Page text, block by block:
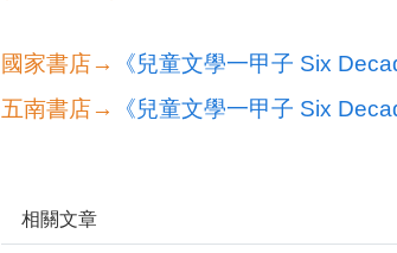
國家書店→
《兒童文學一甲子 Six
五南書店→
《兒童文學一甲子 Six
相關文章